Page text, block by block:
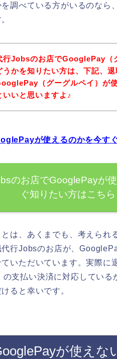
調べている方がいるのなら
行Jobsのお店でGooglePay（
うかを知りたい方は、下記、
（グーグルペイ）が
いいと思いますよ♪
が使えるのかを今す
のお店でGooglePayが
ぐ知りたい方はこちら
は、あくまでも、考えられ
行Jobsのお店が、
いただいています。実際に
支払い決済に対応している
ると幸いです。
が使えな